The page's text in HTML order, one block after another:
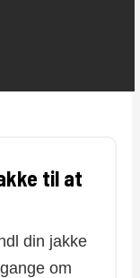
til at
din jakke
om